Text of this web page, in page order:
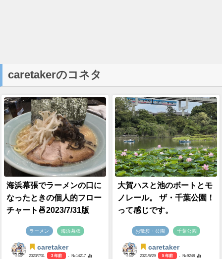
caretakerのコネタ
海浜幕張でラーメンの口に
なったときの個人的フロー
チャート🍜2023/7/31版
ラーメン 海浜幕張
caretaker
2023/7/31 3 年前
- №14217
大賀ハスと池のボートとモ
ノレール。 ザ・千葉公園！
って感じです。
お散歩・公園 千葉公園
caretaker
2021/6/29 5 年前
- №9248